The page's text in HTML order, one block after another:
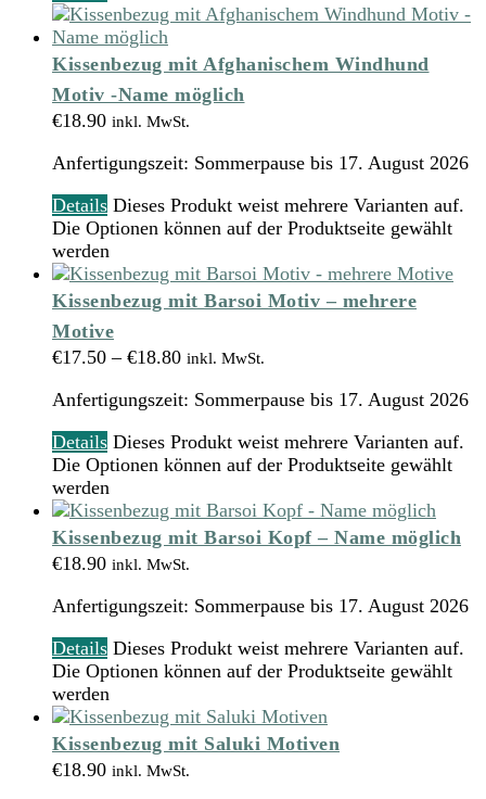
Kissenbezug mit Afghanischem Windhund
Motiv -Name möglich
€18.90 inkl. MwSt.
Anfertigungszeit: Sommerpause bis 17. August 2026
Details Dieses Produkt weist mehrere Varianten auf.
Die Optionen können auf der Produktseite gewählt
werden
Kissenbezug mit Barsoi Motiv – mehrere
Motive
€17.50 – €18.80 inkl. MwSt.
Anfertigungszeit: Sommerpause bis 17. August 2026
Details Dieses Produkt weist mehrere Varianten auf.
Die Optionen können auf der Produktseite gewählt
werden
Kissenbezug mit Barsoi Kopf – Name möglich
€18.90 inkl. MwSt.
Anfertigungszeit: Sommerpause bis 17. August 2026
Details Dieses Produkt weist mehrere Varianten auf.
Die Optionen können auf der Produktseite gewählt
werden
Kissenbezug mit Saluki Motiven
€18.90 inkl. MwSt.